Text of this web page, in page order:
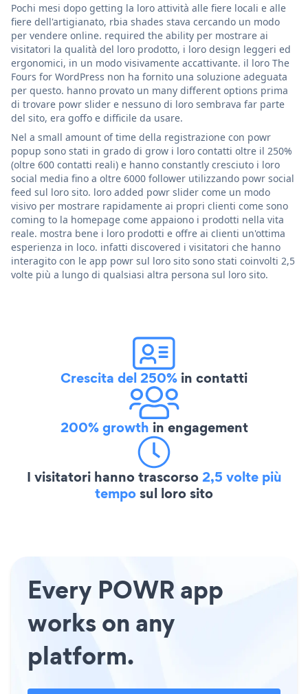
Pochi mesi dopo getting la loro attività alle fiere locali e alle
fiere dell'artigianato, rbia shades stava cercando un modo
per vendere online. required the ability per mostrare ai
visitatori la qualità del loro prodotto, i loro design leggeri ed
ergonomici, in un modo visivamente accattivante. il loro The
Fours for WordPress non ha fornito una soluzione adeguata
per questo. hanno provato un many different options prima
di trovare powr slider e nessuno di loro sembrava far parte
del sito, era goffo e difficile da usare.
Nel a small amount of time della registrazione con powr
popup sono stati in grado di grow i loro contatti oltre il 250%
(oltre 600 contatti reali) e hanno constantly cresciuto i loro
social media fino a oltre 6000 follower utilizzando powr social
feed sul loro sito. loro added powr slider come un modo
visivo per mostrare rapidamente ai propri clienti come sono
coming to la homepage come appaiono i prodotti nella vita
reale. mostra bene i loro prodotti e offre ai clienti un'ottima
esperienza in loco. infatti discovered i visitatori che hanno
interagito con le app powr sul loro sito sono stati coinvolti 2,5
volte più a lungo di qualsiasi altra persona sul loro sito.
Crescita del 250% in contatti
200% growth in engagement
I visitatori hanno trascorso2,5 volte più
temposul loro sito
Every POWR app
works on any
platform.